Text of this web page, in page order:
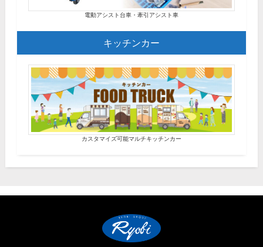
電動アシスト台車・牽引アシスト車
キッチンカー
カスタマイズ可能マルチキッチンカー